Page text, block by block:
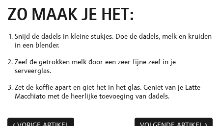
ZO MAAK JE HET:
Snijd de dadels in kleine stukjes. Doe de dadels, melk en kruiden
in een blender.
Zeef de getrokken melk door een zeer fijne zeef in je
serveerglas.
Zet de koffie apart en giet het in het glas. Geniet van je Latte
Macchiato met de heerlijke toevoeging van dadels.